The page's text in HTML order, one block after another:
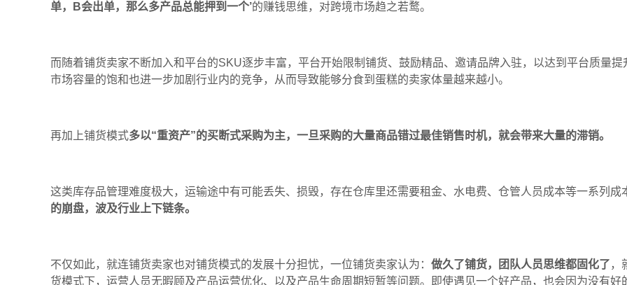
单，
B会出单， 那么多产品总能押到一个’的赚钱思维， 对跨境市场趋之若鹜。
而随着铺货卖家不断加入和平台的SKU逐步丰富 ，平台开始限制铺货、 鼓励精品、 邀请品牌入驻 ， 以达到平台质量提
市场容量的饱和也进一步加剧行业内的竞争， 从而导致能够分食到蛋糕的卖家体量越来越小。
再加上铺货模式多以“重资产”的买断式采购为主， 一旦采购的大量商品错过最佳销售时机， 就会带来大量的滞销。
这类库存品管理难度极大，运输途中有可能丢失、损毁，存在仓库里还需要租金、水电费、仓管人员成本等一系列成
的崩盘，波及行业上下链条。
不仅如此， 就连铺货卖家也对铺货模式的发展十分担忧， 一位铺货卖家认为 ： 做久了铺货， 团队人员思维都固化了 ，
货模式下 ， 运营人员无暇顾及产品运营优化、 以及产品生命周期短暂等问题。 即使遇见一个好产品 ， 也会因为没有好